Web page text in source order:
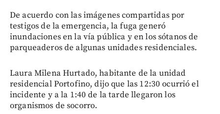
De acuerdo con las imágenes compartidas por
testigos de la emergencia, la fuga generó
inundaciones en la vía pública y en los sótanos de
parqueaderos de algunas unidades residenciales.
Laura Milena Hurtado, habitante de la unidad
residencial Portofino, dijo que las 12:30 ocurrió el
incidente y a la 1:40 de la tarde llegaron los
organismos de socorro.